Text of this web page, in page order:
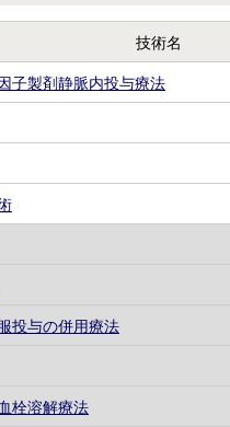
技術名
子製剤静脈内投与療法
投与の併用療法
栓溶解療法